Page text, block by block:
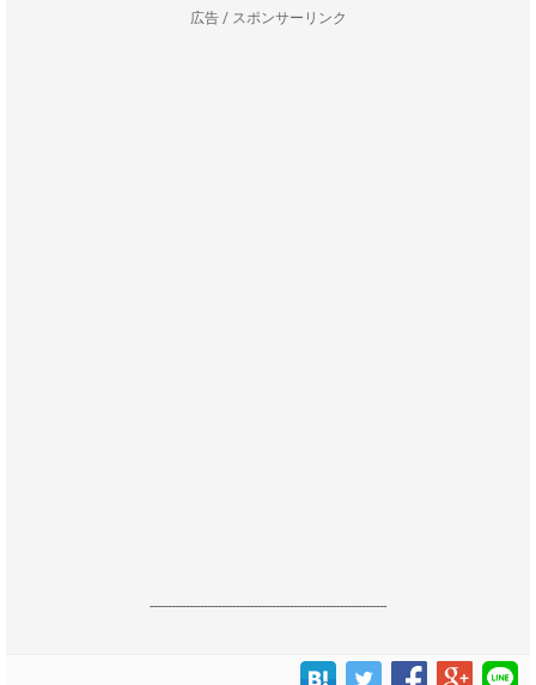
広告 / スポンサーリンク
------------------------------------------------------------------